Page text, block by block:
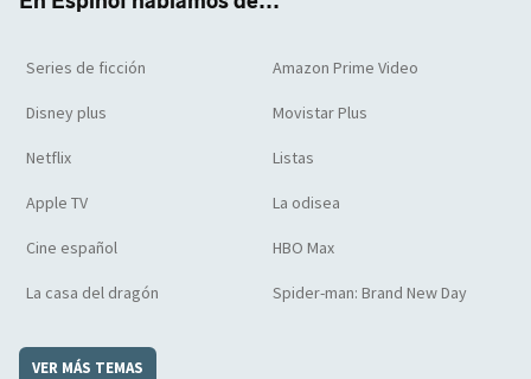
Series de ficción Amazon Prime Video
Disney plus Movistar Plus
Netflix Listas
Apple TV La odisea
Cine español HBO Max
La casa del dragón Spider-man: Brand New Day
VER MÁS TEMAS